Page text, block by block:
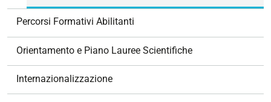
n
Percorsi Formativi Abilitanti
Orientamento e Piano Lauree Scientifiche
Internazionalizzazione